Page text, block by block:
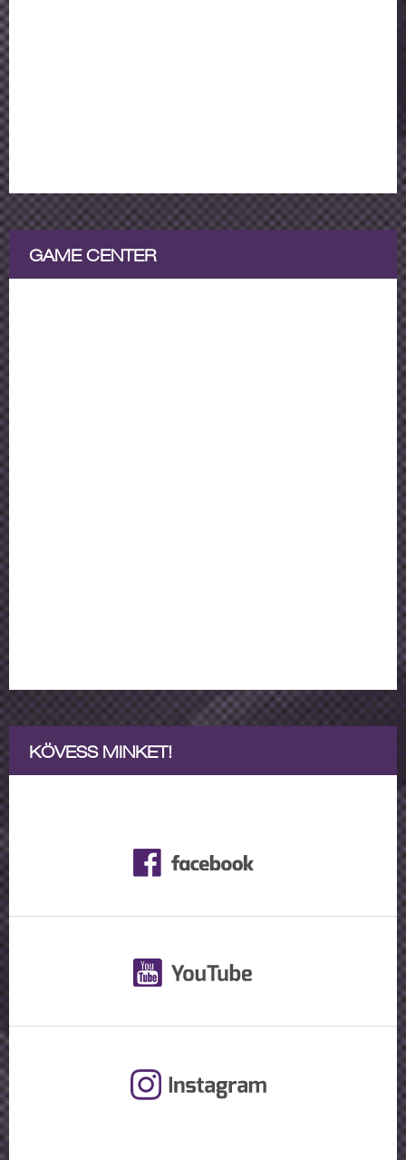
GAME CENTER
KÖVESS MINKET!